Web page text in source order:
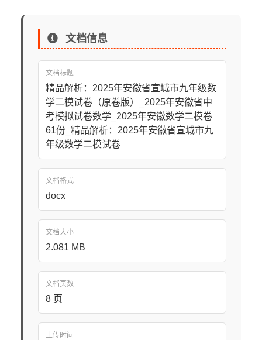
文档信息
文档标题
精品解析：2025年安徽省宣城市九年级数
学二模试卷（原卷版）_2025年安徽省中
考模拟试卷数学_2025年安徽数学二模卷
61份_精品解析：2025年安徽省宣城市九
年级数学二模试卷
文档格式
docx
文档大小
2.081 MB
文档页数
8 页
上传时间